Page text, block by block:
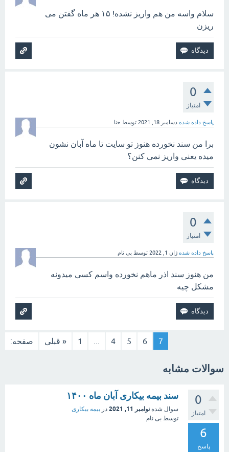
سلام واسه من هم واریز نشده! ۱۵ هر ماه گفتن می
ریزن
0
امتیاز
پاسخ داده شده دسامبر 18, 2021 توسط حنا
برا من سند نخورده هنوز تو سایت تا ماه آبان نشون
میده یعنی واریز نمی کنن؟
0
امتیاز
پاسخ داده شده ژان 1, 2022 توسط بی نام
من هنوز سند اذر ماهم نخورده واسم کسی میدونه
مشکل چیه
صفحه: « قبلی 1 4 5 6 7
سوالات مشابه
0
امتیاز
6
پاسخ
سند بیمه بیکاری آبان ماه ۱۴۰۰
سوال شده نوامبر 11, 2021 در بیمه بیکاری
توسط بی نام